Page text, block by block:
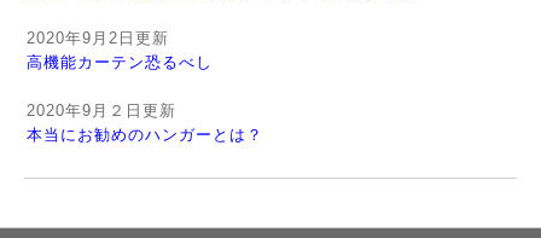
2020年9月2日更新
高機能カーテン恐るべし
2020年9月２日更新
本当にお勧めのハンガーとは？